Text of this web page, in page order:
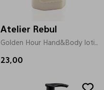
Atelier Rebul
23,00